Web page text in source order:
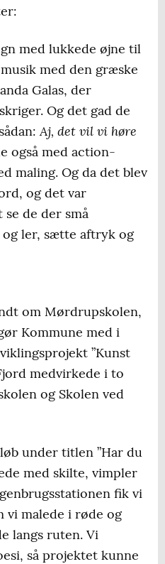
med lukkede øjne til
med den græske
Galas, der
Og det gad de
Aj, det vil vi høre
også med action-
maling. Og da det blev
og det var
de der små
ler, sætte aftryk og
om Mørdrupskolen,
Kommune med i
”Kunst
medvirkede i to
og Skolen ved
under titlen ”Har du
med skilte, vimpler
fik vi
vi malede i røde og
langs ruten. Vi
så projektet kunne